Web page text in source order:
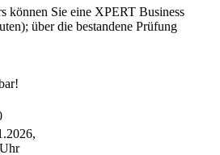
können Sie eine XPERT Business
über die bestandene Prüfung